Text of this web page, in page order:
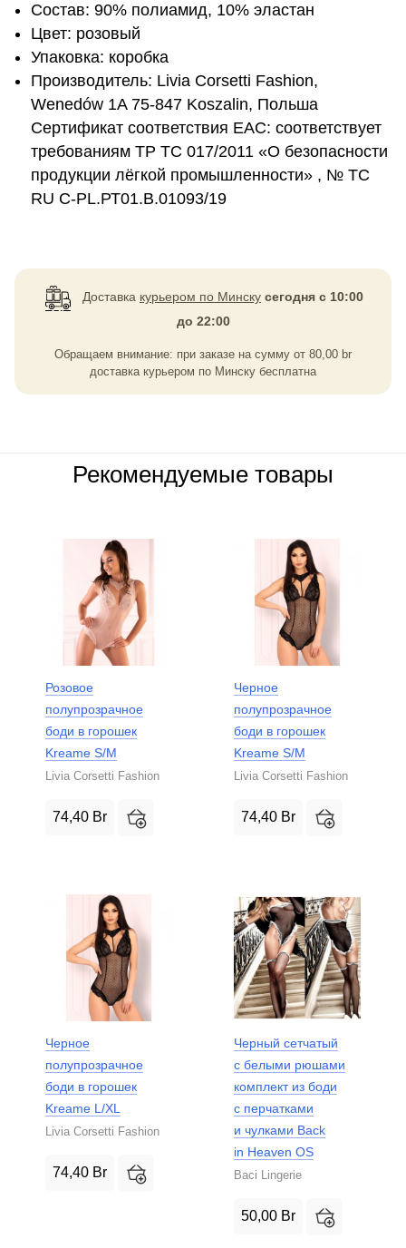
Состав: 90% полиамид, 10% эластан
Цвет: розовый
Упаковка: коробка
Производитель: Livia Corsetti Fashion,
Wenedów 1A 75-847 Koszalin, Польша
Сертификат соответствия EAC: соответствует
требованиям ТР ТС 017/2011 «О безопасности
продукции лёгкой промышленности» , № ТС
RU C-PL.РТ01.В.01093/19
Доставка курьером по Минску сегодня с 10:00
до 22:00
Обращаем внимание: при заказе на сумму от 80,00 br
доставка курьером по Минску бесплатна
Рекомендуемые товары
Розовое
полупрозрачное
боди в горошек
Kreame S/M
Livia Corsetti Fashion
74,40 Br
Черное
полупрозрачное
боди в горошек
Kreame S/M
Livia Corsetti Fashion
74,40 Br
Черное
полупрозрачное
боди в горошек
Kreame L/XL
Livia Corsetti Fashion
74,40 Br
Черный сетчатый
с белыми рюшами
комплект из боди
с перчатками
и чулками Back
in Heaven OS
Baci Lingerie
50,00 Br